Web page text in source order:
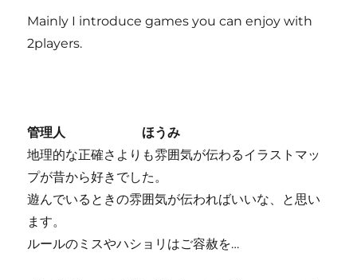
Mainly I introduce games you can enjoy with
2players.
管理人 ほうみ
地理的な正確さよりも雰囲気が伝わるイラストマッ
プが昔から好きでした。
遊んでいるときの雰囲気が伝わればいいな、と思い
ます。
ルールのミスやハショリはご容赦を…